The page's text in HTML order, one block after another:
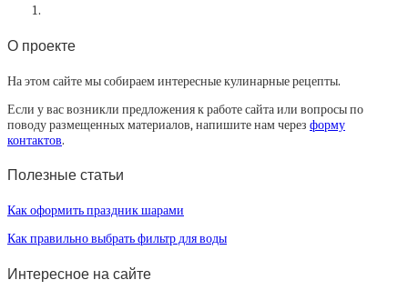
О проекте
На этом сайте мы собираем интересные кулинарные рецепты.
Если у вас возникли предложения к работе сайта или вопросы по
поводу размещенных материалов, напишите нам через форму
контактов.
Полезные статьи
Как оформить праздник шарами
Как правильно выбрать фильтр для воды
Интересное на сайте